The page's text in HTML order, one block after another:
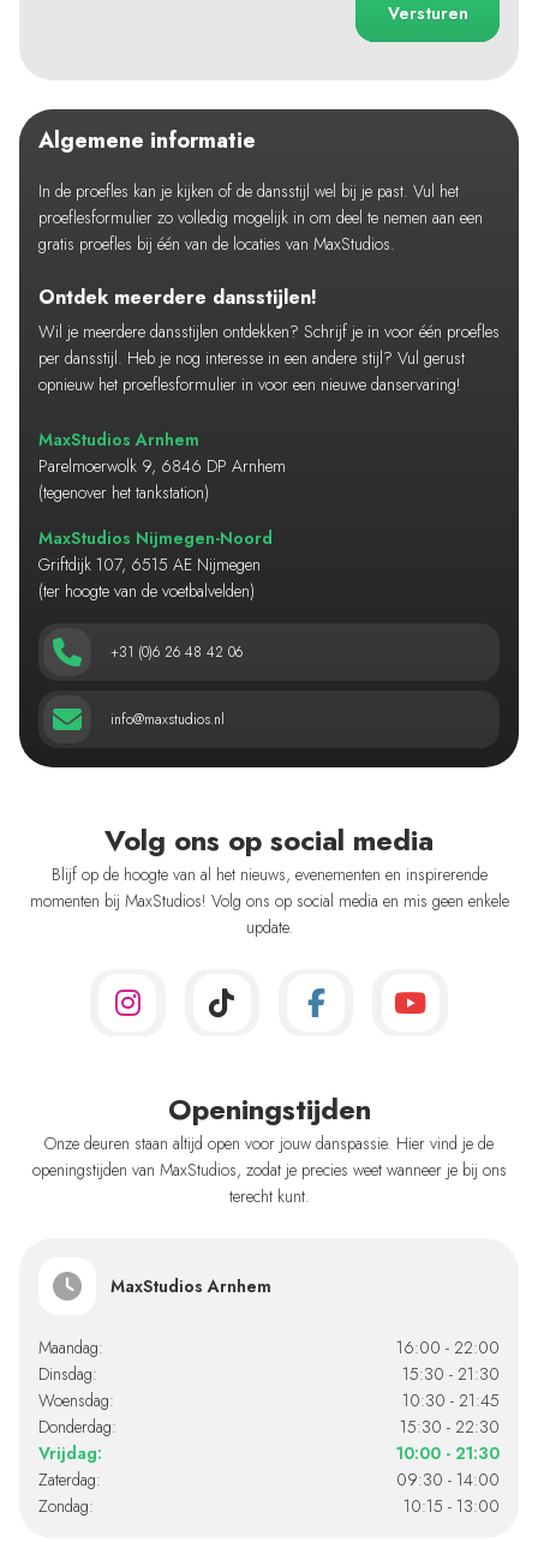
Algemene informatie
In de proefles kan je kijken of de dansstijl wel bij je past. Vul het
proeflesformulier zo volledig mogelijk in om deel te nemen aan een
gratis proefles bij één van de locaties van MaxStudios.
Ontdek meerdere dansstijlen!
Wil je meerdere dansstijlen ontdekken? Schrijf je in voor één proefles
per dansstijl. Heb je nog interesse in een andere stijl? Vul gerust
opnieuw het proeflesformulier in voor een nieuwe danservaring!
MaxStudios Arnhem
Parelmoerwolk 9, 6846 DP Arnhem
(tegenover het tankstation)
MaxStudios Nijmegen-Noord
Griftdijk 107, 6515 AE Nijmegen
(ter hoogte van de voetbalvelden)
+31 (0)6 26 48 42 06
info@maxstudios.nl
Versturen
Volg ons op social media
Blijf op de hoogte van al het nieuws, evenementen en inspirerende
momenten bij MaxStudios! Volg ons op social media en mis geen enkele
update.
Openingstijden
Onze deuren staan altijd open voor jouw danspassie. Hier vind je de
openingstijden van MaxStudios, zodat je precies weet wanneer je bij ons
terecht kunt.
MaxStudios Arnhem
Maandag:
16:00 - 22:00
Dinsdag:
15:30 - 21:30
Woensdag:
10:30 - 21:45
Donderdag:
15:30 - 22:30
Vrijdag:
10:00 - 21:30
Zaterdag:
09:30 - 14:00
Zondag:
10:15 - 13:00